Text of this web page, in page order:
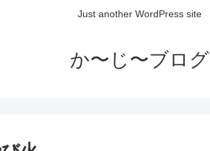
Just another WordPress site
か〜じ〜ブログ